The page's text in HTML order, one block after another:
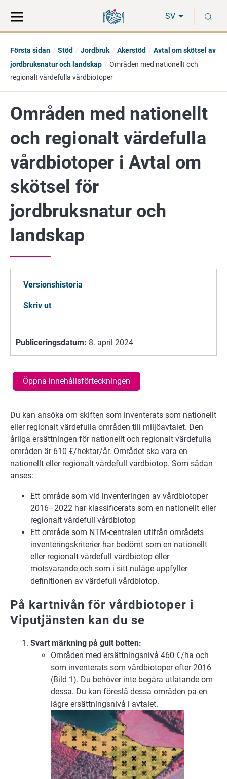
direkt
till
på
hela
SV
Första sidan Stöd Jordbruk Åkerstöd
Avtal om skötsel av
jordbruksnatur och landskap
Områden med nationellt och
regionalt värdefulla vårdbiotoper
Områden med nationellt
och regionalt värdefulla
vårdbiotoper i Avtal om
skötsel för
jordbruksnatur och
landskap
Versionshistoria
Skriv ut
Publiceringsdatum: 8. april 2024
Öppna innehållsförteckningen
Du kan ansöka om skiften som inventerats som nationellt
eller regionalt värdefulla områden till miljöavtalet. Den
årliga ersättningen för nationellt och regionalt värdefulla
områden är 610 €/hektar/år. Området ska vara en
nationellt eller regionalt värdefull vårdbiotop. Som sådan
anses:
Ett område som vid inventeringen av vårdbiotoper
2016–2022 har klassificerats som en nationellt eller
regionalt värdefull vårdbiotop
Ett område som NTM-centralen utifrån områdets
inventeringskriterier har bedömt som en nationellt
eller regionalt värdefull vårdbiotop eller
motsvarande och som i sitt nuläge uppfyller
definitionen av värdefull vårdbiotop.
På kartnivån för vårdbiotoper i
Viputjänsten kan du se
Svart märkning på gult botten:
Områden med ersättningsnivå 460 €/ha och
som inventerats som vårdbiotoper efter 2016
(Bild 1). Du behöver inte begära utlåtande om
dessa. Du kan föreslå dessa områden på en
lägre ersättningsnivå i avtalet.